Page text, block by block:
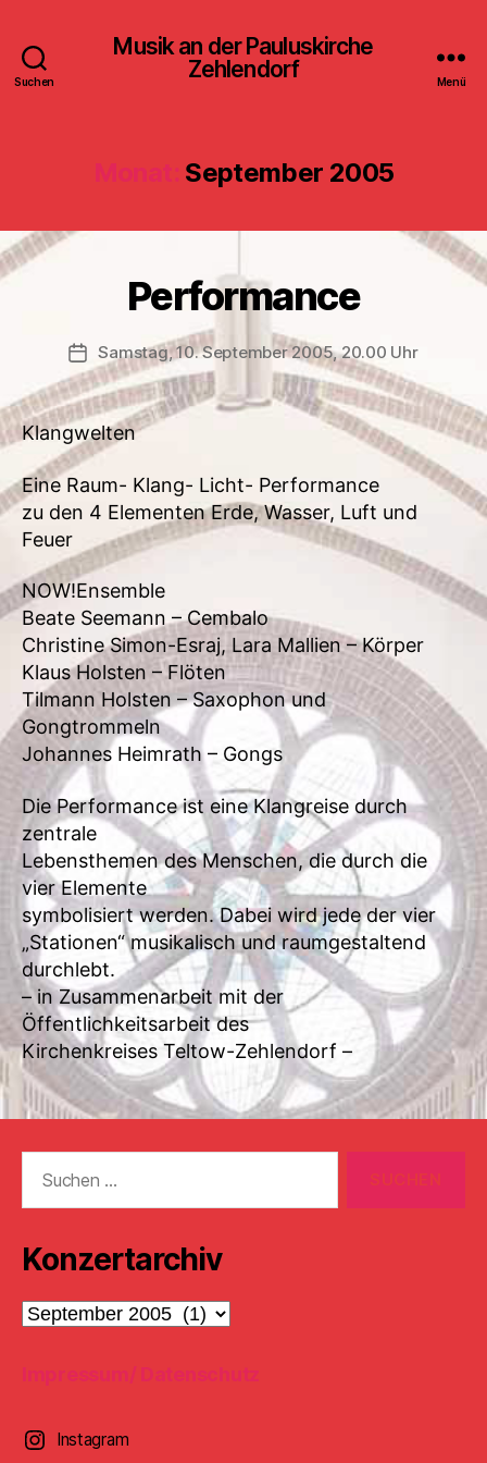
Suchen
Musik an der Pauluskirche
Zehlendorf
Menü
Monat: September 2005
Performance
Veröffentlichungsdatum
Samstag, 10. September 2005, 20.00 Uhr
Klangwelten
Eine Raum- Klang- Licht- Performance
zu den 4 Elementen Erde, Wasser, Luft und
Feuer
NOW!Ensemble
Beate Seemann – Cembalo
Christine Simon-Esraj, Lara Mallien – Körper
Klaus Holsten – Flöten
Tilmann Holsten – Saxophon und
Gongtrommeln
Johannes Heimrath – Gongs
Die Performance ist eine Klangreise durch
zentrale
Lebensthemen des Menschen, die durch die
vier Elemente
symbolisiert werden. Dabei wird jede der vier
„Stationen“ musikalisch und raumgestaltend
durchlebt.
– in Zusammenarbeit mit der
Öffentlichkeitsarbeit des
Kirchenkreises Teltow-Zehlendorf –
nach:
Konzertarchiv
Konzertarchiv
Impressum/ Datenschutz
Instagram